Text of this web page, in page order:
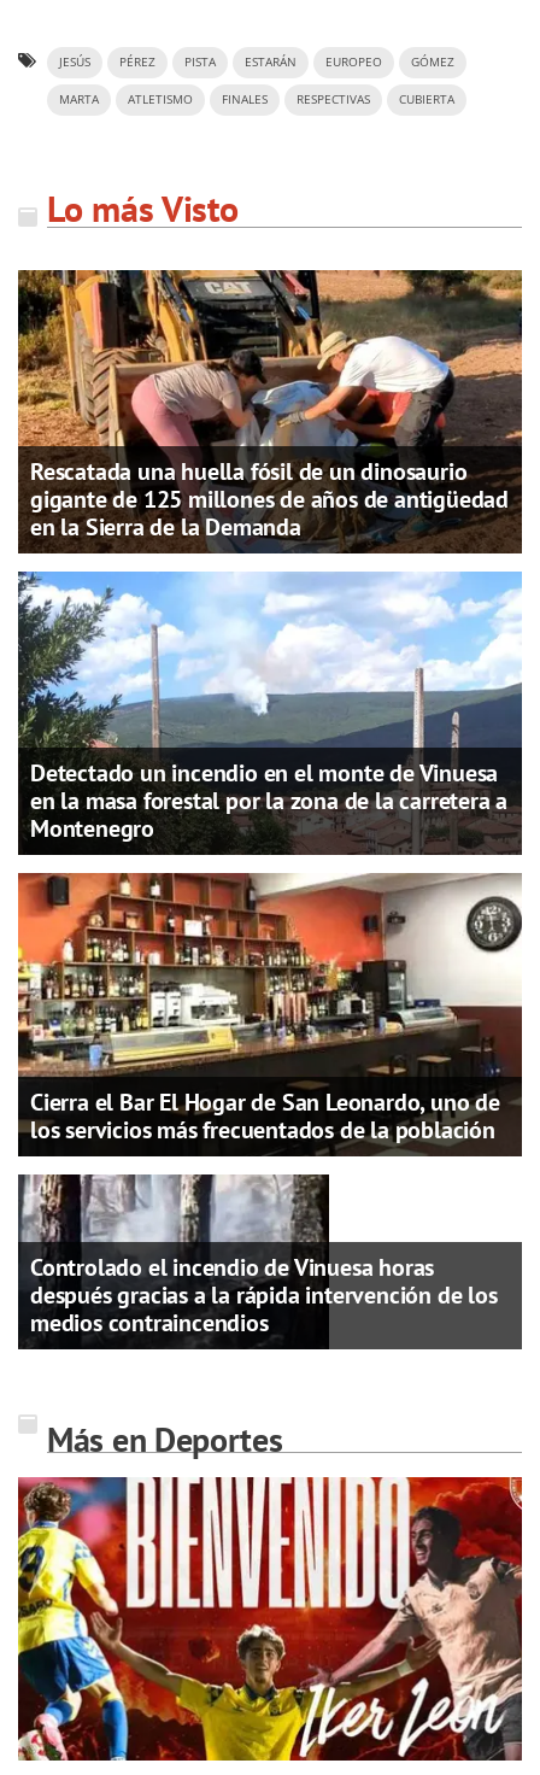
JESÚS PÉREZ PISTA ESTARÁN EUROPEO GÓMEZ
MARTA ATLETISMO FINALES RESPECTIVAS CUBIERTA
Lo más Visto
Rescatada una huella fósil de un dinosaurio
gigante de 125 millones de años de antigüedad
en la Sierra de la Demanda
Detectado un incendio en el monte de Vinuesa
en la masa forestal por la zona de la carretera a
Montenegro
Cierra el Bar El Hogar de San Leonardo, uno de
los servicios más frecuentados de la población
Controlado el incendio de Vinuesa horas
después gracias a la rápida intervención de los
medios contraincendios
Más en Deportes